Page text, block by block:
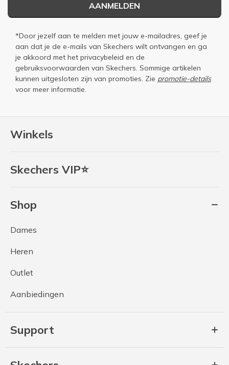
Winkels
Skechers VIP⭐
Shop
Dames
Heren
Outlet
Aanbiedingen
Support
AANMELDEN
*Door jezelf aan te melden met jouw e-mailadres, geef je
aan dat je de e-mails van Skechers wilt ontvangen en ga
je akkoord met het privacybeleid en de
gebruiksvoorwaarden van Skechers. Sommige artikelen
kunnen uitgesloten zijn van promoties. Zie promotie-details
voor meer informatie.